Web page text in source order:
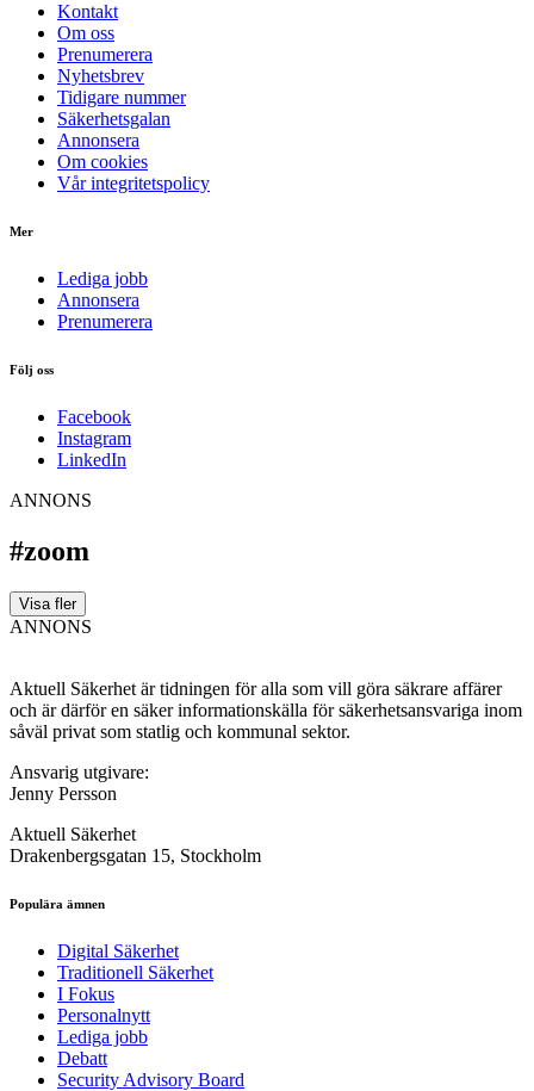
Kontakt
Om oss
Prenumerera
Nyhetsbrev
Tidigare nummer
Säkerhetsgalan
Annonsera
Om cookies
Vår integritetspolicy
Mer
Lediga jobb
Annonsera
Prenumerera
Följ oss
Facebook
Instagram
LinkedIn
ANNONS
#zoom
Visa fler
ANNONS
Aktuell Säkerhet är tidningen för alla som vill göra säkrare affärer
och är därför en säker informationskälla för säkerhets­ansvariga inom
såväl privat som statlig och kommunal sektor.
Ansvarig utgivare:
Jenny Persson
Aktuell Säkerhet
Drakenbergsgatan 15, Stockholm
Populära ämnen
Digital Säkerhet
Traditionell Säkerhet
I Fokus
Personalnytt
Lediga jobb
Debatt
Security Advisory Board